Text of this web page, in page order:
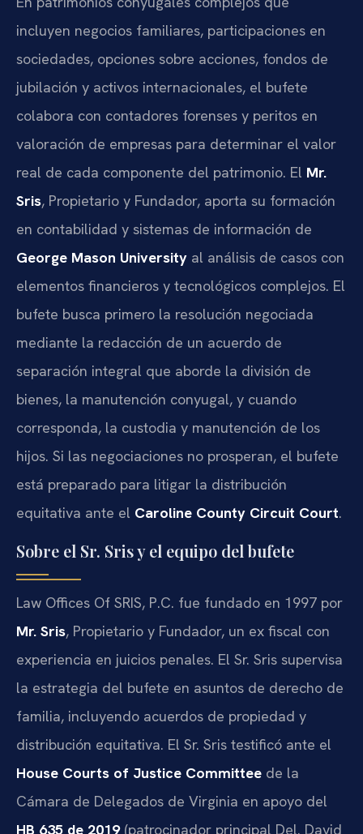
incluyen negocios familiares, participaciones en
sociedades, opciones sobre acciones, fondos de
jubilación y activos internacionales, el bufete
colabora con contadores forenses y peritos en
valoración de empresas para determinar el valor
real de cada componente del patrimonio. El Mr.
Sris, Propietario y Fundador, aporta su formación
en contabilidad y sistemas de información de
George Mason University al análisis de casos con
elementos financieros y tecnológicos complejos. El
bufete busca primero la resolución negociada
mediante la redacción de un acuerdo de
separación integral que aborde la división de
bienes, la manutención conyugal, y cuando
corresponda, la custodia y manutención de los
hijos. Si las negociaciones no prosperan, el bufete
está preparado para litigar la distribución
equitativa ante el Caroline County Circuit Court.
Sobre el Sr. Sris y el equipo del bufete
Law Offices Of SRIS, P.C. fue fundado en 1997 por
Mr. Sris, Propietario y Fundador, un ex fiscal con
experiencia en juicios penales. El Sr. Sris supervisa
la estrategia del bufete en asuntos de derecho de
familia, incluyendo acuerdos de propiedad y
distribución equitativa. El Sr. Sris testificó ante el
House Courts of Justice Committee de la
Cámara de Delegados de Virginia en apoyo del
HB 635 de 2019(patrocinador principal Del. David